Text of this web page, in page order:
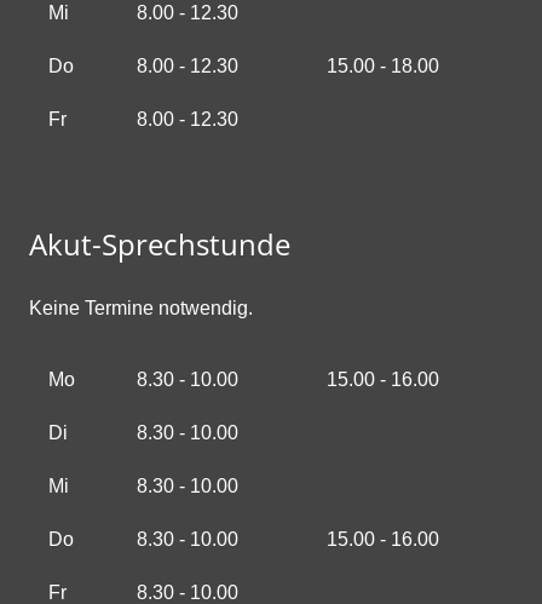
Mi 8.00 - 12.30
Do 8.00 - 12.30 15.00 - 18.00
Fr 8.00 - 12.30
Akut-Sprechstunde
Keine Termine notwendig.
Mo 8.30 - 10.00 15.00 - 16.00
Di 8.30 - 10.00
Mi 8.30 - 10.00
Do 8.30 - 10.00 15.00 - 16.00
Fr 8.30 - 10.00